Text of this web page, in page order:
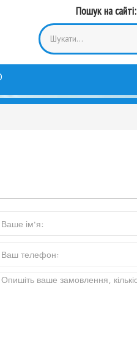
Пошук на сайті: